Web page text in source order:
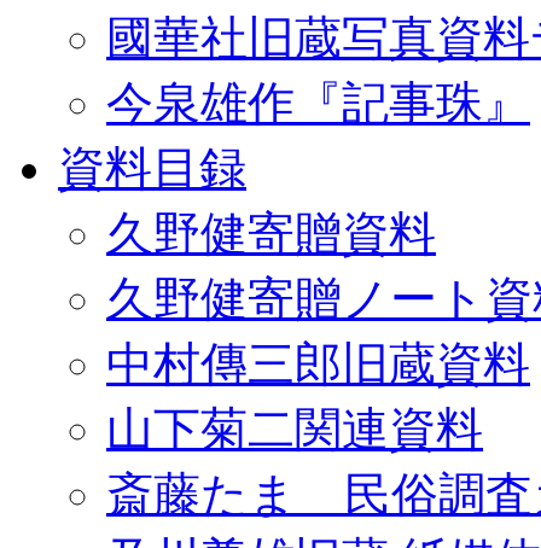
國華社旧蔵写真資
今泉雄作『記事珠』
資料目録
久野健寄贈資料
久野健寄贈ノート
中村傳三郎旧蔵資料
山下菊二関連資料
斎藤たま 民俗調査